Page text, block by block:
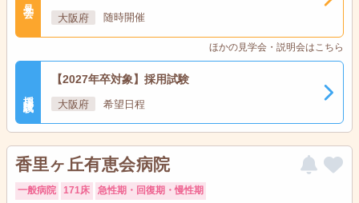
大阪府 随時開催
ほかの見学会・説明会はこちら
【2027年卒対象】採用試験
大阪府 希望日程
香里ヶ丘有恵会病院
一般病院 171床 急性期・回復期・慢性期